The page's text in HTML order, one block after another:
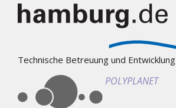
Technische Betreuung und Entwicklung
POLYPLANET